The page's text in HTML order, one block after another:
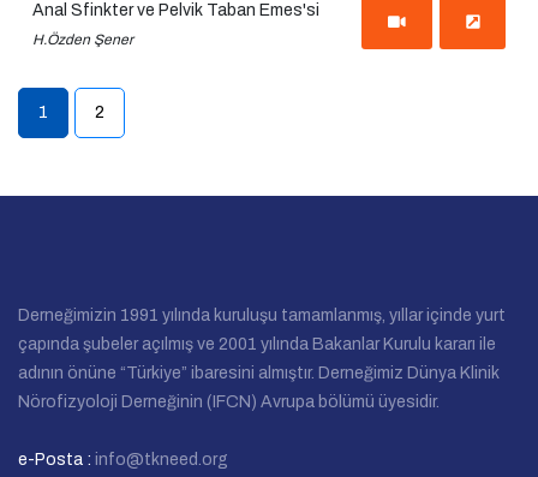
Anal Sfinkter ve Pelvik Taban Emes'si
H.Özden Şener
1
(current)
2
Derneğimizin 1991 yılında kuruluşu tamamlanmış, yıllar içinde yurt
çapında şubeler açılmış ve 2001 yılında Bakanlar Kurulu kararı ile
adının önüne “Türkiye” ibaresini almıştır. Derneğimiz Dünya Klinik
Nörofizyoloji Derneğinin (IFCN) Avrupa bölümü üyesidir.
e-Posta : info@tkneed.org